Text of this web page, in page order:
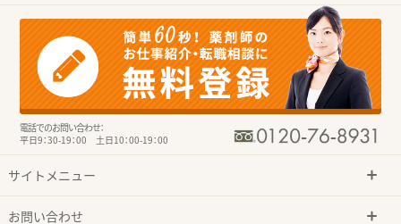
電話でのお問い合わせ：
平日9：30-19：00 土日10：00-19：00
サイトメニュー
お問い合わせ